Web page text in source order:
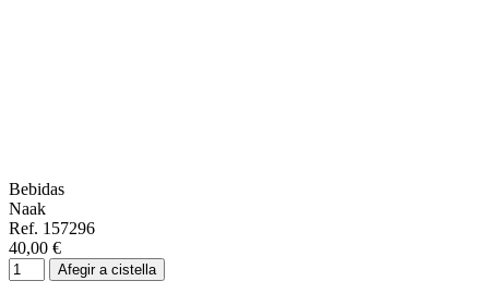
Bebidas
Naak
Ref. 157296
40,00 €
Afegir a cistella